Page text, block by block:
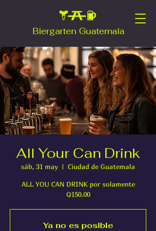
Biergarten Guatemala
All Your Can Drink
sáb, 31 may
  |
Ciudad de Guatemala
ALL YOU CAN DRINK por solamente
Q150.00
Ya no es posible